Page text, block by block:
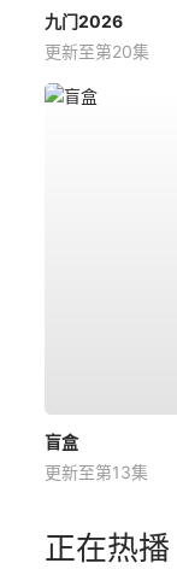
九门2026
更新至第20集
盲盒
更新至第13集
正在热播